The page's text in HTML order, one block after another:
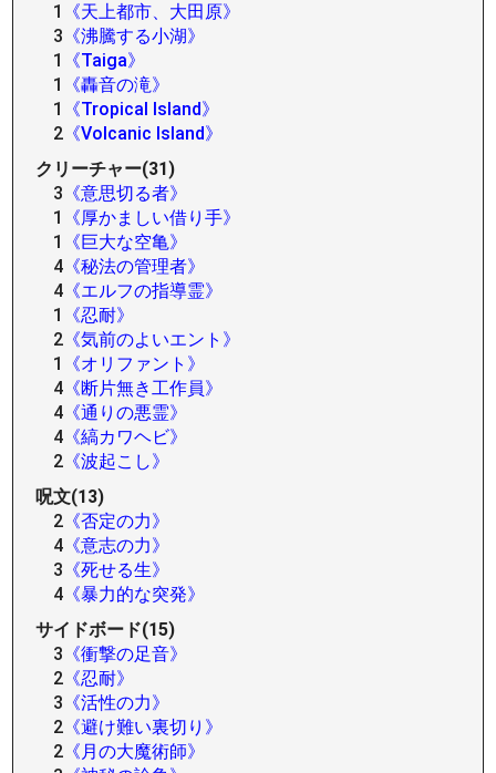
1
《天上都市、大田原》
3 《沸騰する小湖》
1
《Taiga》
1
《轟音の滝》
1
《Tropical Island》
2 《Volcanic Island》
クリーチャー(31)
3 《意思切る者》
1
《厚かましい借り手》
1
《巨大な空亀》
4 《秘法の管理者》
4 《エルフの指導霊》
1
《忍耐》
2 《気前のよいエント》
1
《オリファント》
4 《断片無き工作員》
4 《通りの悪霊》
4 《縞カワヘビ》
2 《波起こし》
呪文(13)
2 《否定の力》
4 《意志の力》
3 《死せる生》
4 《暴力的な突発》
サイドボード(15)
3 《衝撃の足音》
2 《忍耐》
3 《活性の力》
2 《避け難い裏切り》
2 《月の大魔術師》